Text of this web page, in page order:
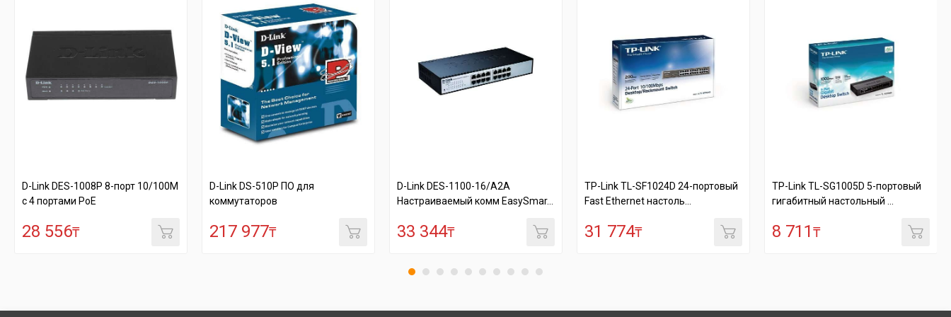
D-Link DES-1008P 8-порт 10/100M
с 4 портами РоЕ
28 556₸
D-Link DS-510P ПО для
коммутаторов
217 977₸
D-Link DES-1100-16/A2A
Настраиваемый комм EasySmar...
33 344₸
TP-Link TL-SF1024D 24-портовый
Fast Ethernet настоль...
31 774₸
TP-Link TL-SG1005D 5-портовый
гигабитный настольный ...
8 711₸